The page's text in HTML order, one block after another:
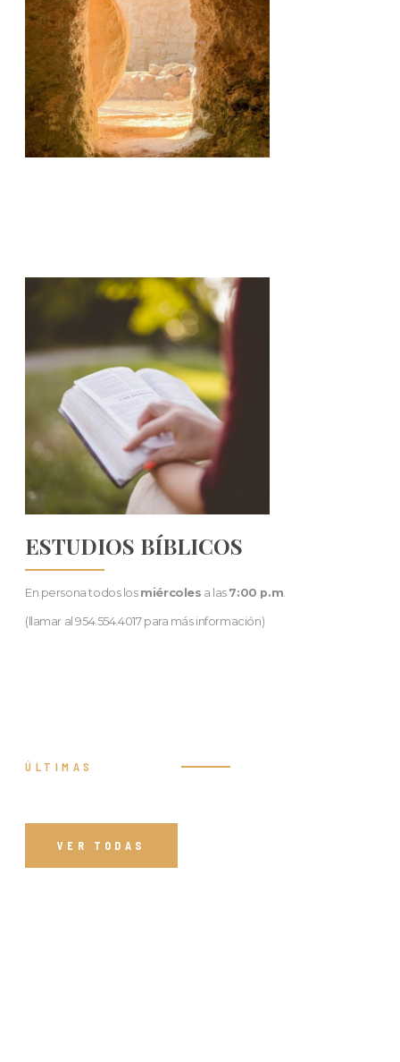
ESTUDIOS BÍBLICOS
En persona todos los miércoles a las 7:00 p.m.
(llamar al 954.554.4017 para más información)
ÚLTIMAS
VER TODAS